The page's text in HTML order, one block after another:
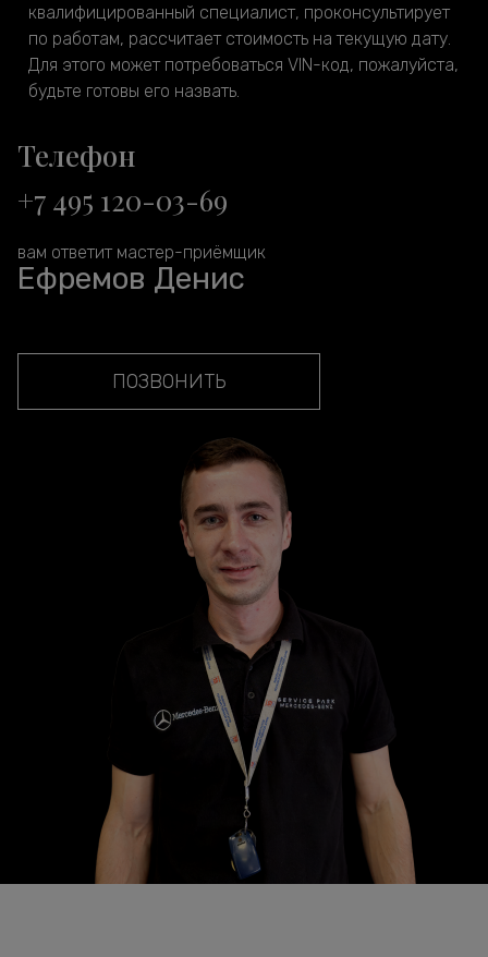
квалифицированный специалист, проконсультирует
по работам, рассчитает стоимость на текущую дату.
Для этого может потребоваться VIN-код, пожалуйста,
будьте готовы его назвать.
Телефон
+7 495 120-03-69
вам ответит мастер-приёмщик
Ефремов Денис
ПОЗВОНИТЬ